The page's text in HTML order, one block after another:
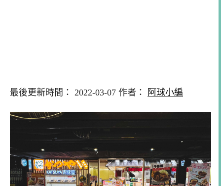
最後更新時間： 2022-03-07 作者： 阿球小編